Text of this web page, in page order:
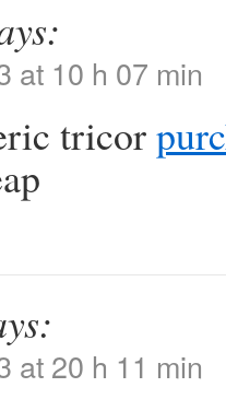
at 10 h 07 min
tricor
at 20 h 11 min